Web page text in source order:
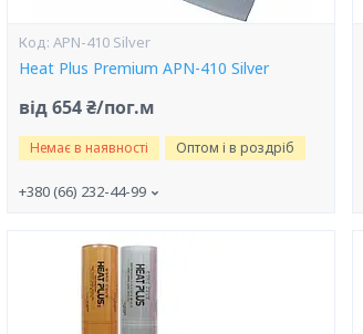
APN-410 Silver
Heat Plus Premium APN-410 Silver
від 654 ₴/пог.м
Немає в наявності Оптом і в роздріб
+380 (66) 232-44-99